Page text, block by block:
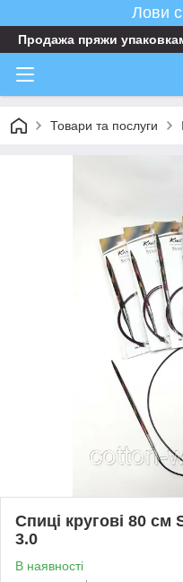
Лови
Продажа пряжи
Товари та послуги
Спиці кругові 80
3.0
В наявності